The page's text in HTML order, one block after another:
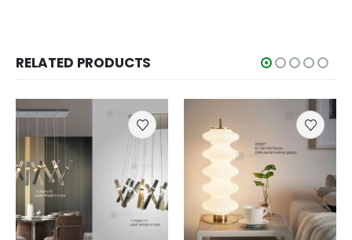
RELATED PRODUCTS